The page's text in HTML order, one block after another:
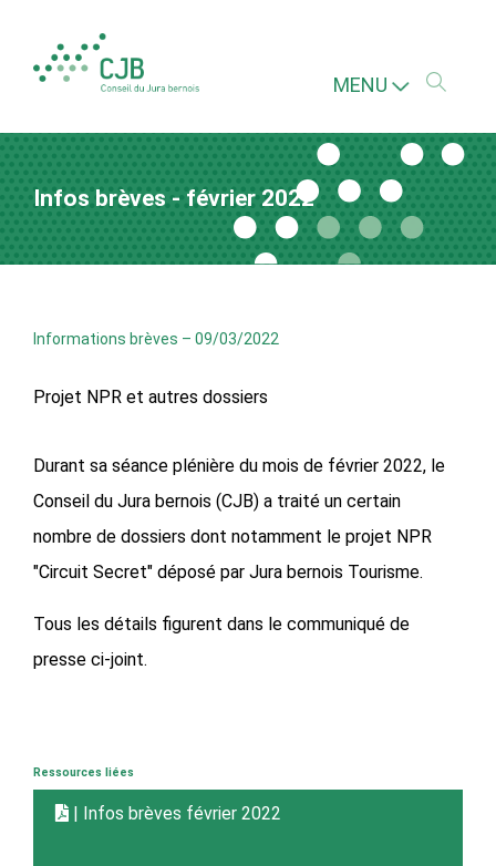
MENU
Infos brèves - février 2022
Informations brèves – 09/03/2022
Projet NPR et autres dossiers
Durant sa séance plénière du mois de février 2022, le
Conseil du Jura bernois (CJB) a traité un certain
nombre de dossiers dont notamment le projet NPR
"Circuit Secret" déposé par Jura bernois Tourisme.
Tous les détails figurent dans le communiqué de
presse ci-joint.
Ressources liées
| Infos brèves février 2022